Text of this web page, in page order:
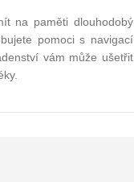
na paměti dlouhodobý
pomoci s navigací
vám může ušetřit